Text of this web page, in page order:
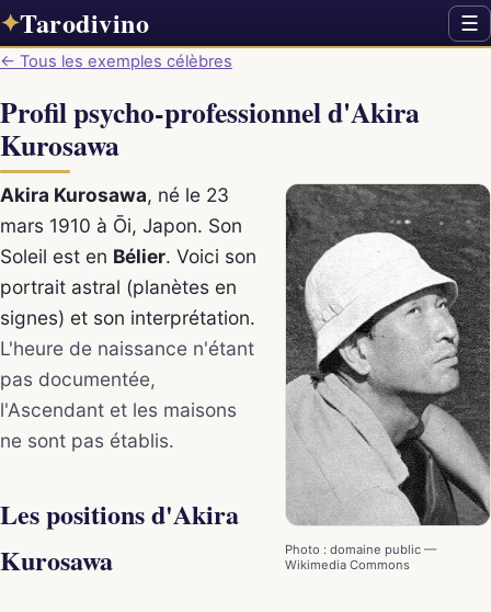
✦Tarodivino ☰
← Tous les exemples célèbres
Profil psycho-professionnel d'Akira
Kurosawa
Photo : domaine public —
Wikimedia Commons
Akira Kurosawa, né le 23
mars 1910 à Ōi, Japon. Son
Soleil est en Bélier. Voici son
portrait astral (planètes en
signes) et son interprétation.
L'heure de naissance n'étant
pas documentée,
l'Ascendant et les maisons
ne sont pas établis.
Les positions d'Akira
Kurosawa